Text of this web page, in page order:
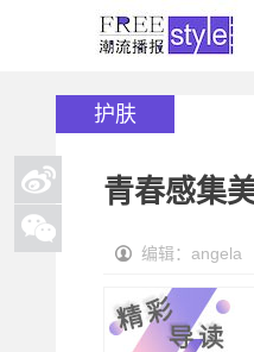
护肤
青春感集
编辑：angela